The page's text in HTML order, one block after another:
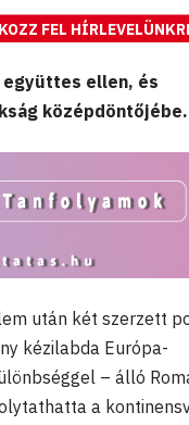
FEL
ellen, és
középdöntőjébe.
után két szerzett
kézilabda Európa-
– álló
a